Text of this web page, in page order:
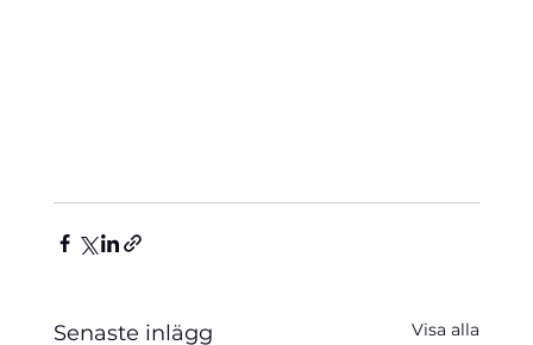
Senaste inlägg Visa alla